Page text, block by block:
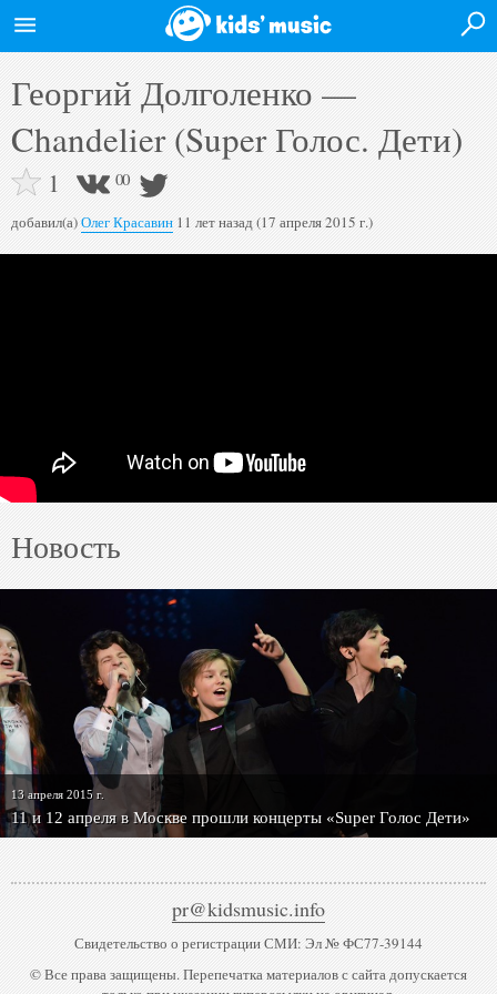
Главная
Исполнители
Георгий Долголенко —
Chandelier (Super Голос. Дети)
1 00
добавил(а)Олег Красавин 11 лет назад (17 апреля 2015 г.)
Новость
13 апреля 2015 г.
11 и 12 апреля в Москве прошли концерты «Super Голос Дети»
pr@kidsmusic.info
Свидетельство о регистрации СМИ: Эл № ФС77-39144
© Все права защищены. Перепечатка материалов с сайта допускается